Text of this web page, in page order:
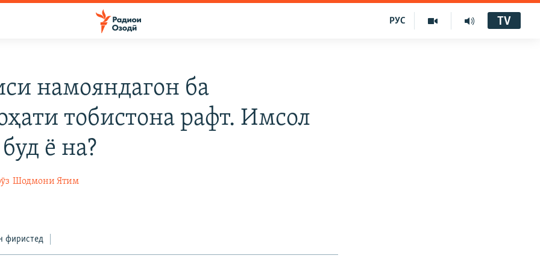
РУС TV
намояндагон ба
тобистона рафт. Имсол
ё на?
Шодмони Ятим
фиристед